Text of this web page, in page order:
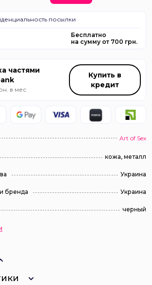
посылки
Бесплатно
на сумму от 700 грн.
частями
в мес
Купить в
кредит
Art of Sex
кожа, металл
Украина
бренда Украина
черный